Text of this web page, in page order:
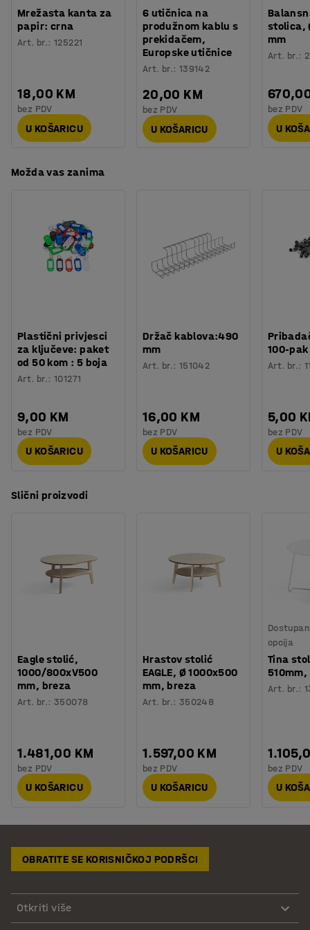
Mrežasta kanta za
papir: crna
Art. br.:125221
18,00 KM
bez PDV
U KOŠARICU
6 utičnica na
produžnom kablu s
prekidačem,
Europske utičnice
Art. br.: 139142
20,00 KM
bez PDV
U KOŠARICU
stolica,
mm
Art. br.:
bez PDV
U
Možda vas zanima
Plastični privjesci
za ključeve: paket
od 50 kom : 5 boja
Art. br.:101271
9,00 KM
bez PDV
U KOŠARICU
Držač kablova:490
mm
Art. br.: 151042
16,00 KM
bez PDV
U KOŠARICU
100-pak
Art. br.:
5,00
bez PDV
U
Slični proizvodi
Eagle stolić,
1000/800xV500
mm, breza
Art. br.:350078
1.481,00 KM
bez PDV
U KOŠARICU
Hrastov stolić
EAGLE, Ø 1000x500
mm, breza
Art. br.: 350248
1.597,00 KM
bez PDV
U KOŠARICU
opcija
Tina
Art. br.:
bez PDV
U
OBRATITE SE KORISNIČKOJ PODRŠCI
Otkriti više